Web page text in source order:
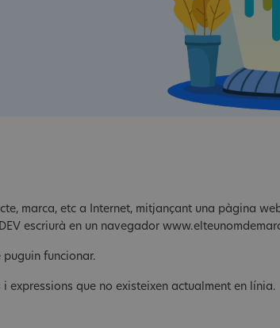
marca, etc a Internet, mitjançant una pàgina
escriurà en un navegador
puguin funcionar.
que no existeixen actualment en línia.